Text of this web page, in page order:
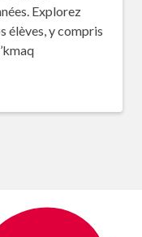
Explorez
élèves, y compris